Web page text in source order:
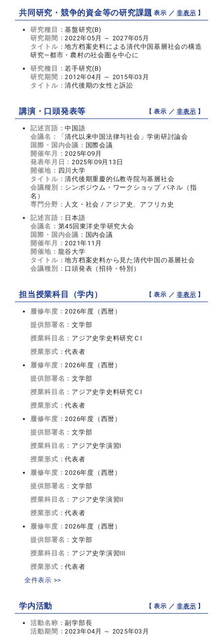
共同研究・競争的資金等の研究課題【 表示 ／非表示 】
研究種目：基盤研究(B)
研究期間：2022年05月 ～ 2027年05月
タイトル：地方档案史料による清代中国基層社会の構造
研究―都市・農村の社会圏を中心に
研究種目：若手研究(B)
研究期間：2012年04月 ～ 2015年03月
タイトル：清代後期の女性と訴訟
講演・口頭発表等 【 表示 ／非表示 】
記述言語：中国語
会議名：
「清代以来中国法律与社会」学術研討論会
国際・国内会議： 国際会議
開催年月：2025年09月
発表年月日：2025年09月13日
開催地： 四川大学
タイトル：清代後期重慶的仏教寺院与基層社会
会議種別： シンポジウム・ワークショップ パネル（指
名）
専門分野： 人文・社会 / アジア史、アフリカ史
記述言語： 日本語
会議名： 第45回東洋史学研究大会
国際・国内会議： 国内会議
開催年月：2021年11月
開催地： 龍谷大学
タイトル：地方档案史料から見た清代中国の基層社会
会議種別： 口頭発表（招待・特別）
担当授業科目（学内） 【 表示 ／非表示 】
履修年度：2026年度（西暦）
提供部署名：文学部
授業科目名： アジア史学史料研究ＣI
授業形式：代表者
履修年度：2026年度（西暦）
提供部署名：文学部
授業科目名： アジア史学史料研究ＣI
授業形式：代表者
履修年度：2026年度（西暦）
提供部署名：文学部
授業科目名： アジア史学演習I
授業形式：代表者
履修年度：2026年度（西暦）
提供部署名：文学部
授業科目名： アジア史学演習II
授業形式：代表者
履修年度：2026年度（西暦）
提供部署名：文学部
授業科目名： アジア史学演習III
授業形式：代表者
全件表示 >>
学内活動 【 表示 ／非表示 】
活動名称：副学部長
活動期間：2023年04月 ～ 2025年03月